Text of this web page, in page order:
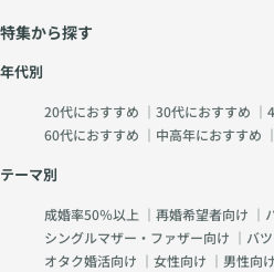
特集から探す
年代別
20代におすすめ ｜ 30代におすすめ ｜
60代におすすめ ｜ 中高年におすすめ ｜
テーマ別
成婚率50％以上 ｜ 再婚希望者向け ｜
シングルマザー・ファザー向け ｜ バ
オタク婚活向け ｜ 女性向け ｜ 男性向け